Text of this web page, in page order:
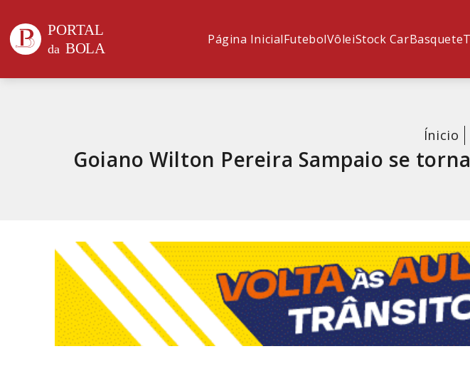
Página InicialFutebolVôleiStock CarBasquete
Ínicio
Goiano Wilton Pereira Sampaio se